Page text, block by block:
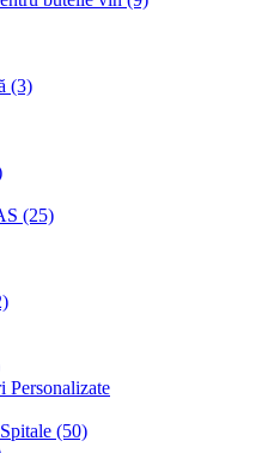
(3)
(25)
Personalizate
(50)